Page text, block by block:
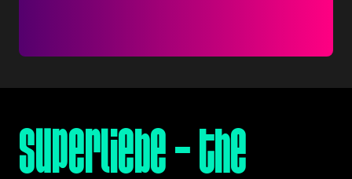
superliebe – the